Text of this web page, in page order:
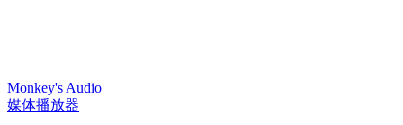
Monkey's Audio
媒体播放器